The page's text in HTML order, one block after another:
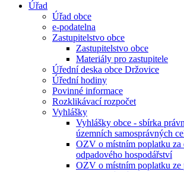
Úřad
Úřad obce
e-podatelna
Zastupitelstvo obce
Zastupitelstvo obce
Materiály pro zastupitele
Úřední deska obce Držovice
Úřední hodiny
Povinné informace
Rozklikávací rozpočet
Vyhlášky
Vyhlášky obce - sbírka
územních samosprávných
OZV o místním poplatku za
odpadového hospodářství
OZV o místním poplatku ze